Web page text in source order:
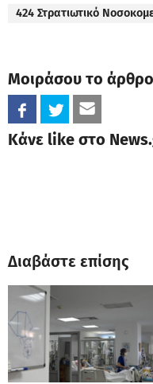
424 Στρατιωτικό
Μοιράσου το
Κάνε like στο
Διαβάστε επίσης